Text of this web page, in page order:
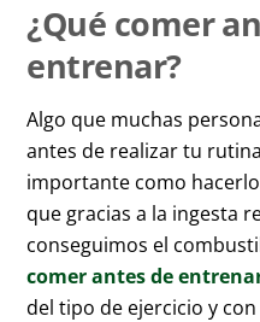
¿Qué comer
entrenar?
Algo que muchas
antes de realizar tu
importante como
que gracias a la ingesta
conseguimos el
comer antes de
del tipo de ejercicio y